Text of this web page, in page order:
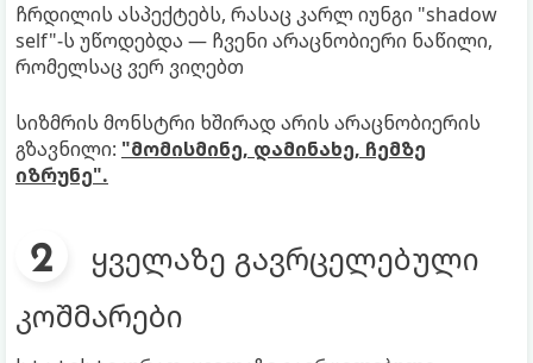
ჩრდილის ასპექტებს, რასაც კარლ იუნგი "shadow
self"-ს უწოდებდა — ჩვენი არაცნობიერი ნაწილი,
რომელსაც ვერ ვიღებთ
სიზმრის მონსტრი ხშირად არის არაცნობიერის
გზავნილი: "მომისმინე, დამინახე, ჩემზე
იზრუნე".
ყველაზე გავრცელებული
კოშმარები